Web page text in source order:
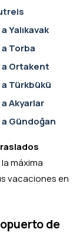
Yalıkavak
Torba
Ortakent
Türkbükü
Akyarlar
Gündoğan
máxima
vacaciones en
de